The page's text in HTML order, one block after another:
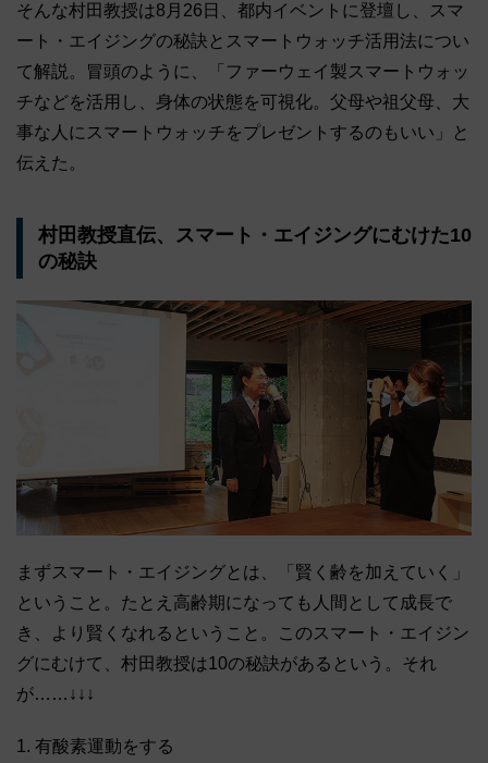
そんな村田教授は8月26日、都内イベントに登壇し、スマ
ート・エイジングの秘訣とスマートウォッチ活用法につい
て解説。冒頭のように、「ファーウェイ製スマートウォッ
チなどを活用し、身体の状態を可視化。父母や祖父母、大
事な人にスマートウォッチをプレゼントするのもいい」と
伝えた。
村田教授直伝、スマート・エイジングにむけた10
の秘訣
まずスマート・エイジングとは、「賢く齢を加えていく」
ということ。たとえ高齢期になっても人間として成長で
き、より賢くなれるということ。このスマート・エイジン
グにむけて、村田教授は10の秘訣があるという。それ
が……↓↓↓
1. 有酸素運動をする